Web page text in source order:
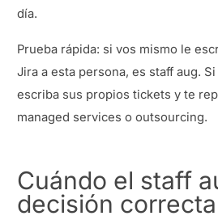
día.
Prueba rápida: si vos mismo le
Jira a esta persona, es staff aug.
escriba sus propios tickets y te
managed services o outsourcing.
Cuándo el staff
decisión correcta